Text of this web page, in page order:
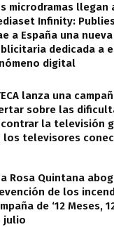
microdramas llegan
Infinity:
a España una
dedicada a
digital
lanza una
sobre las
la televisión
los televisores
Rosa Quintana
de los
de ‘12 Meses,
julio